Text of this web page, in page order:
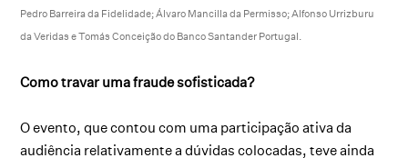
Pedro Barreira da Fidelidade; Álvaro Mancilla da Permisso; Alfonso Urrizburu
da Veridas e Tomás Conceição do Banco Santander Portugal.
Como travar uma fraude sofisticada?
O evento, que contou com uma participação ativa da
audiência relativamente a dúvidas colocadas, teve ainda